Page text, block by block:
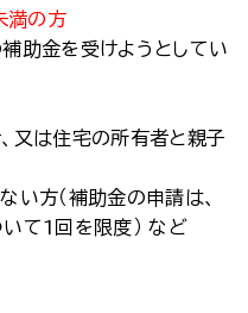
満の方
助金を受けようとしてい
又は住宅の所有者と親子
方（補助金の申請は、
て1回を限度） など